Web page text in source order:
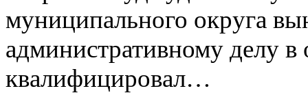
муниципального округа
административному делу
квалифицировал…